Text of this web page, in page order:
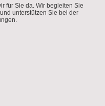
für Sie da. Wir begleiten Sie
unterstützen Sie bei der